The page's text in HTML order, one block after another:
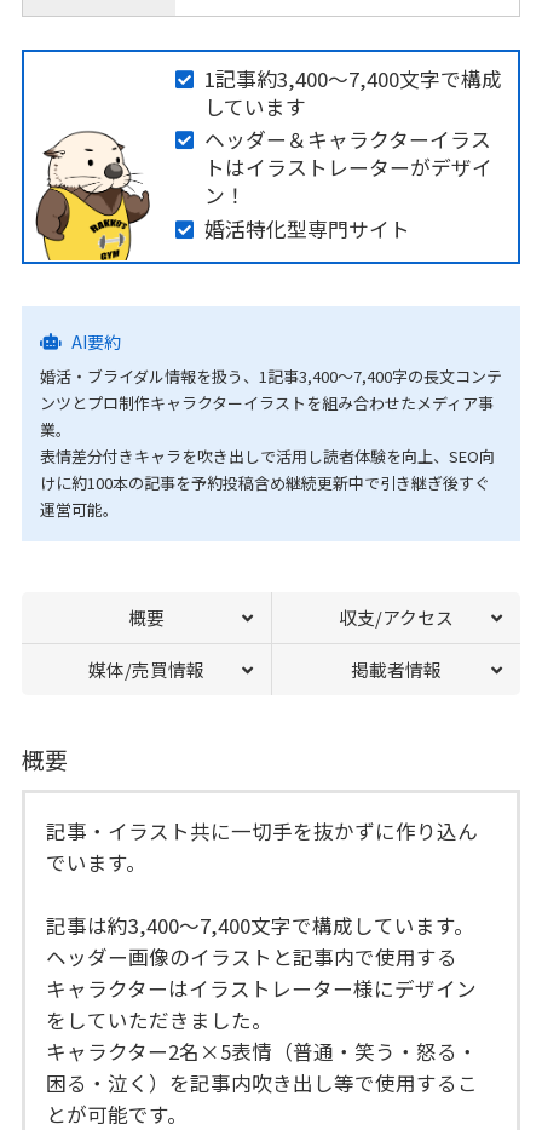
1記事約3,400～7,400文字で構成
しています
ヘッダー＆キャラクターイラス
トはイラストレーターがデザイ
ン！
婚活特化型専門サイト
AI要約
婚活・ブライダル情報を扱う、1記事3,400〜7,400字の長文コンテ
ンツとプロ制作キャラクターイラストを組み合わせたメディア事
業。
表情差分付きキャラを吹き出しで活用し読者体験を向上、SEO向
けに約100本の記事を予約投稿含め継続更新中で引き継ぎ後すぐ
運営可能。
概要 収支/アクセス
媒体/売買情報 掲載者情報
概要
記事・イラスト共に一切手を抜かずに作り込ん
でいます。
記事は約3,400～7,400文字で構成しています。
ヘッダー画像のイラストと記事内で使用する
キャラクターはイラストレーター様にデザイン
をしていただきました。
キャラクター2名×5表情（普通・笑う・怒る・
困る・泣く）を記事内吹き出し等で使用するこ
とが可能です。